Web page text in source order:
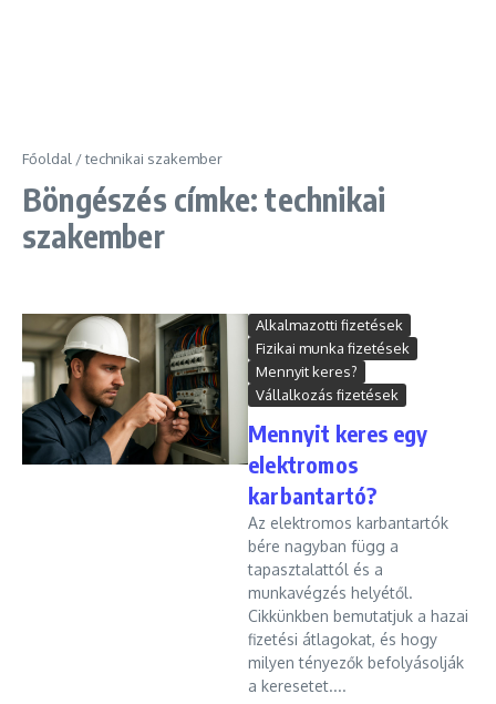
Főoldal /technikai szakember
Böngészés címke: technikai
szakember
Alkalmazotti fizetések
Fizikai munka fizetések
Mennyit keres?
Vállalkozás fizetések
Mennyit keres egy
elektromos
karbantartó?
Az elektromos karbantartók
bére nagyban függ a
tapasztalattól és a
munkavégzés helyétől.
Cikkünkben bemutatjuk a hazai
fizetési átlagokat, és hogy
milyen tényezők befolyásolják
a keresetet....